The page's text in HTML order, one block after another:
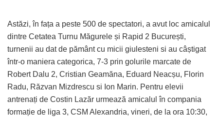
Astăzi, în fața a peste 500 de spectatori, a avut loc amicalul
dintre Cetatea Turnu Măgurele și Rapid 2 București,
turnenii au dat de pământ cu micii giulesteni si au câștigat
într-o maniera categorica, 7-3 prin golurile marcate de
Robert Dalu 2, Cristian Geamăna, Eduard Neacșu, Florin
Radu, Răzvan Mizdrescu si Ion Marin. Pentru elevii
antrenați de Costin Lazăr urmează amicalul în compania
formație de liga 3, CSM Alexandria, vineri, de la ora 10:30,